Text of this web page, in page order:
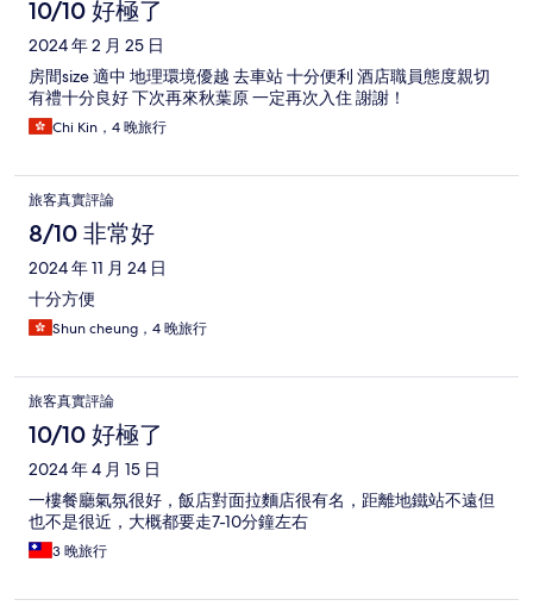
10/10 好極了
2024 年 2 月 25 日
房間size 適中 地理環境優越 去車站 十分便利 酒店職員態度親切
有禮十分良好 下次再來秋葉原 一定再次入住 謝謝！
Chi Kin，4 晚旅行
旅客真實評論
8/10 非常好
2024 年 11 月 24 日
十分方便
Shun cheung，4 晚旅行
旅客真實評論
10/10 好極了
2024 年 4 月 15 日
一樓餐廳氣氛很好，飯店對面拉麵店很有名，距離地鐵站不遠但
也不是很近，大概都要走7-10分鐘左右
3 晚旅行